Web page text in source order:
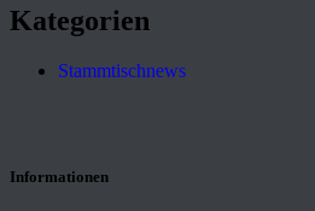
Kategorien
Stammtischnews
Informationen